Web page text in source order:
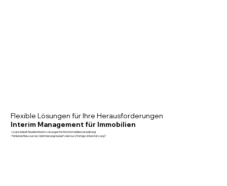
Flexible Lösungen für Ihre Herausforderungen
Interim Management für Immobilien
Livario bietet flexible Interim-Lösungen für Ihre Immobilienverwaltung!
Fehlende Ressourcen, Optimierungsbedarf oder kurzfristige Unterstützung?